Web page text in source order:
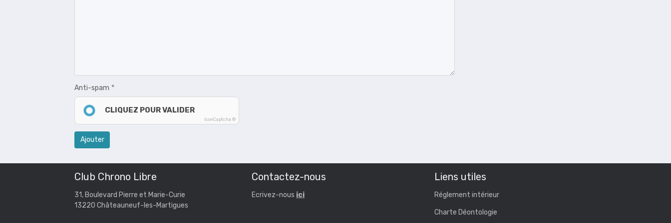
Anti-spam
CLIQUEZ POUR VALIDER
IconCaptcha ©
Ajouter
Club Chrono Libre
31, Boulevard Pierre et Marie-Curie
13220 Châteauneuf-les-Martigues
Contactez-nous
Ecrivez-nous ici
Liens utiles
Réglement intérieur
Charte Déontologie